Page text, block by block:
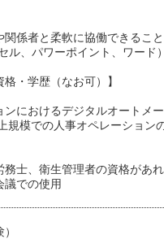
関係者と柔軟に協働できること
ル、パワーポイント、ワード）
格・学歴（なお可）】
ンにおけるデジタルオートメ
規模での人事オペレーション
務士、衛生管理者の資格があ
議での使用